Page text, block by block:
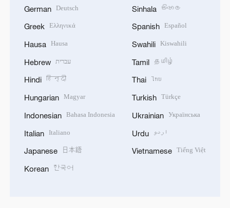
German Deutsch
Greek Ελληνικά
Hausa Hausa
Hebrew עברית
Hindi हिन्दी
Hungarian Magyar
Indonesian Bahasa Indonesia
Italian Italiano
Japanese 日本語
Korean 한국어
Sinhala සිංහල
Spanish Español
Swahili Kiswahili
Tamil தமிழ்
Thai ไทย
Turkish Türkçe
Ukrainian Українська
Urdu اردو
Vietnamese Tiếng Việt